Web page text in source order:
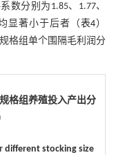
数分别为1.85、1.77、
显著小于后者（表4）
格组单个围隔毛利润分
格组养殖投入产出分
different stocking size